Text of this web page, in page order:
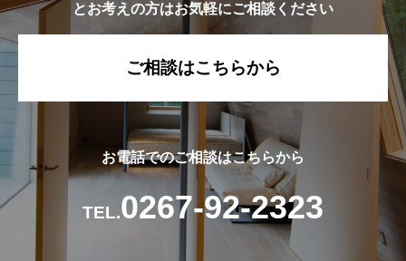
とお考えの方はお気軽にご相談ください
ご相談はこちらから
お電話でのご相談はこちらから
TEL.0267-92-2323